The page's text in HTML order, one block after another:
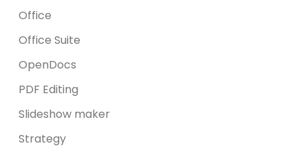
Office
Office Suite
OpenDocs
PDF Editing
Slideshow maker
Strategy